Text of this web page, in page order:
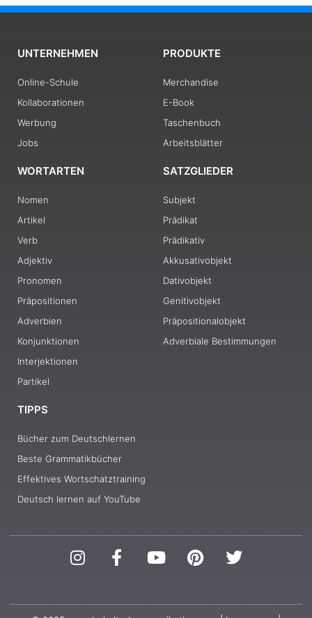
UNTERNEHMEN
Online-Schule
Kollaborationen
Werbung
Jobs
PRODUKTE
Merchandise
E-Book
Taschenbuch
Arbeitsblätter
WORTARTEN
Nomen
Artikel
Verb
Adjektiv
Pronomen
Präpositionen
Adverbien
Konjunktionen
Interjektionen
Partikel
SATZGLIEDER
Subjekt
Prädikat
Prädikativ
Akkusativobjekt
Dativobjekt
Genitivobjekt
Präpositionalobjekt
Adverbiale Bestimmungen
TIPPS
Bücher zum Deutschlernen
Beste Grammatikbücher
Effektives Wortschatztraining
Deutsch lernen auf YouTube
I
n
t
F
a
e
Y
o
t
P
i
t
T
w
t